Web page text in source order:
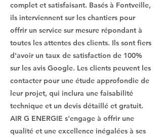
complet et satisfaisant. Basés à Fontveille,
ils interviennent sur les chantiers pour
offrir un service sur mesure répondant à
toutes les attentes des clients. Ils sont fiers
d'avoir un taux de satisfaction de 100%
sur les avis Google. Les clients peuvent les
contacter pour une étude approfondie de
leur projet, qui inclura une faisabilité
technique et un devis détaillé et gratuit.
AIR G ENERGIE s'engage à offrir une
qualité et une excellence inégalées à ses